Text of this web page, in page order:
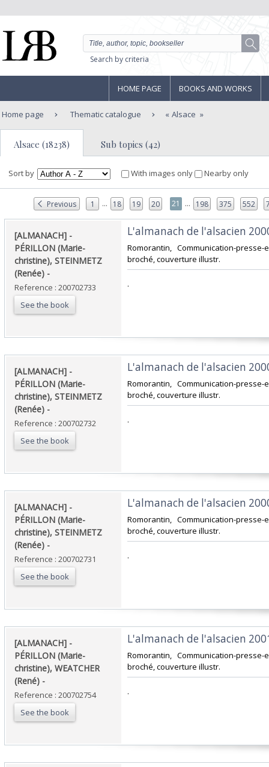
Search by criteria
HOME PAGE BOOKS AND WORKS
Home page Thematic catalogue Alsace
Alsace (18238) Sub topics (42)
Sort by With images only Nearby only
Previous 1 ... 18 19 20 21 ... 198 375 552
‎[ALMANACH] -
PÉRILLON (Marie-
christine), STEINMETZ
(Renée) - ‎
Reference : 200702733
See the book
‎L'almanach de l'alsacien
‎Romorantin, Communication-
broché, couverture illustr.‎
‎.‎
‎[ALMANACH] -
PÉRILLON (Marie-
christine), STEINMETZ
(Renée) - ‎
Reference : 200702732
See the book
‎L'almanach de l'alsacien
‎Romorantin, Communication-
broché, couverture illustr.‎
‎.‎
‎[ALMANACH] -
PÉRILLON (Marie-
christine), STEINMETZ
(Renée) - ‎
Reference : 200702731
See the book
‎L'almanach de l'alsacien
‎Romorantin, Communication-
broché, couverture illustr.‎
‎.‎
‎[ALMANACH] -
PÉRILLON (Marie-
christine), WEATCHER
(René) - ‎
Reference : 200702754
See the book
‎L'almanach de l'alsacien
‎Romorantin, Communication-
broché, couverture illustr.‎
‎.‎